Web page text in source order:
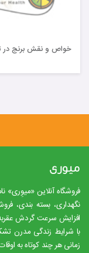
خواص و نقش برنج در
میوری
فروشگاه آنلاین «میوِری»
نگهداری، بسته بندی،
افزایش سرعت گردش
با شرایط زندگی مدرن
زمانی هر چند کوتاه به